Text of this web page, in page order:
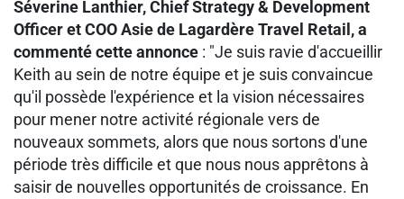
Séverine Lanthier, Chief Strategy & Development
Officer et COO Asie de Lagardère Travel Retail, a
commenté cette annonce : "Je suis ravie d'accueillir
Keith au sein de notre équipe et je suis convaincue
qu'il possède l'expérience et la vision nécessaires
pour mener notre activité régionale vers de
nouveaux sommets, alors que nous sortons d'une
période très difficile et que nous nous apprêtons à
saisir de nouvelles opportunités de croissance. En